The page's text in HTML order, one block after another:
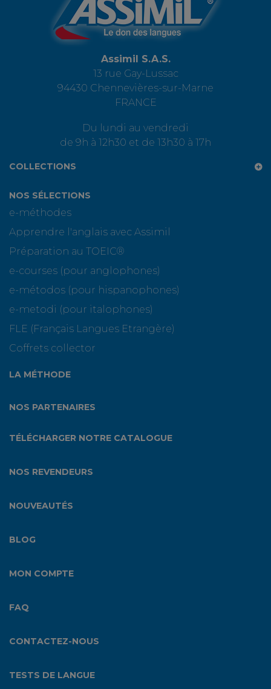
Assimil S.A.S.
13 rue Gay-Lussac
94430 Chennevières-sur-Marne
FRANCE
Du lundi au vendredi
de 9h à 12h30 et de 13h30 à 17h
COLLECTIONS
NOS SÉLECTIONS
e-méthodes
Apprendre l'anglais avec Assimil
Préparation au TOEIC®
e-courses (pour anglophones)
e-métodos (pour hispanophones)
e-metodi (pour italophones)
FLE (Français Langues Etrangère)
Coffrets collector
LA MÉTHODE
NOS PARTENAIRES
TÉLÉCHARGER NOTRE CATALOGUE
NOS REVENDEURS
NOUVEAUTÉS
BLOG
MON COMPTE
FAQ
CONTACTEZ-NOUS
TESTS DE LANGUE